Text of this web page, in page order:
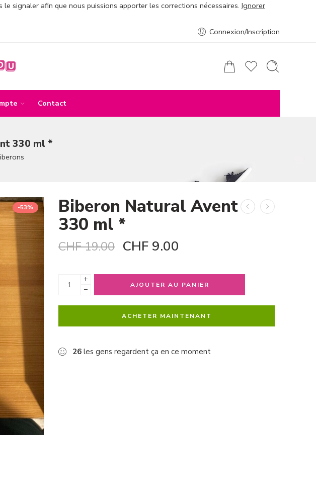
signaler afin que nous puissions apporter les corrections nécessaires. Ignorer
Connexion/Inscription
Contact
330 ml *
-53% Biberon Natural Avent
330 ml *
CHF19.00 CHF 9.00
+
−
AJOUTER AU PANIER
ACHETER MAINTENANT
26 les gens regardent ça en ce moment